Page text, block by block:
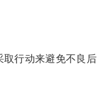
取行动来避免不良后